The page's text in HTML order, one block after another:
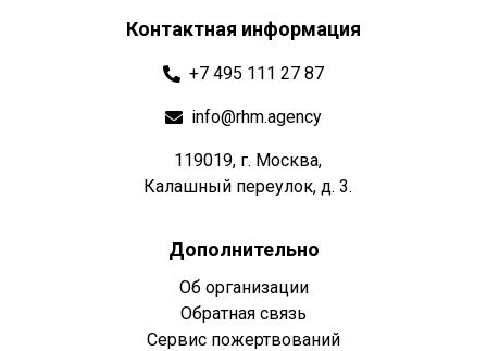
Контактная информация
+7 495 111 27 87
info@rhm.agency
119019, г. Москва,
Калашный переулок, д. 3.
Дополнительно
Об организации
Обратная связь
Сервис пожертвований